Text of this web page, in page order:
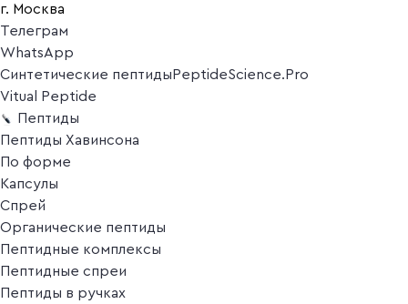
г. Москва
Телеграм
WhatsApp
Синтетические пептиды PeptideScience.Pro
Vitual Peptide
Пептиды
Пептиды Хавинсона
По форме
Капсулы
Спрей
Органические пептиды
Пептидные комплексы
Пептидные спреи
Пептиды в ручках